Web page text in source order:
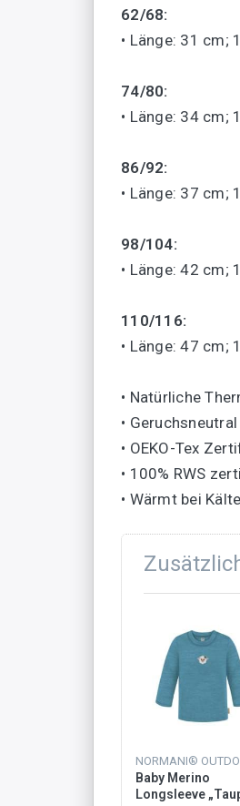
62/68:
• Länge: 31 cm;
74/80:
• Länge: 34 cm;
86/92:
• Länge: 37 cm;
98/104:
• Länge: 42 cm;
110/116:
• Länge: 47 cm;
• Natürliche
•
• OEKO-Tex
• 100% RWS
• Wärmt bei
Baby Merino
Longsleeve